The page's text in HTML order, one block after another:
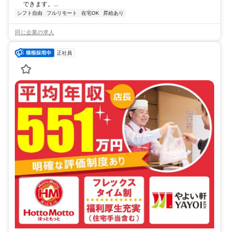
できます。...
シフト自由 フルリモート 在宅OK 昇給あり
同じ企業の求人
正社員